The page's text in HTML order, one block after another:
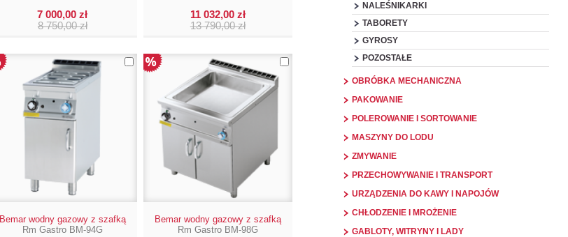
7 000,00 zł
8 750,00 zł
11 032,00 zł
13 790,00 zł
Bemar wodny gazowy z szafką
Rm Gastro BM-94G
Bemar wodny gazowy z szafką
Rm Gastro BM-98G
NALEŚNIKARKI
TABORETY
GYROSY
POZOSTAŁE
OBRÓBKA MECHANICZNA
PAKOWANIE
POLEROWANIE I SORTOWANIE
MASZYNY DO LODU
ZMYWANIE
PRZECHOWYWANIE I TRANSPORT
URZĄDZENIA DO KAWY I NAPOJÓW
CHŁODZENIE I MROŻENIE
GABLOTY, WITRYNY I LADY